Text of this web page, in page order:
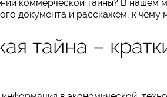
коммерческой тайны? В нашем
документа и расскажем, к чему
тайна –